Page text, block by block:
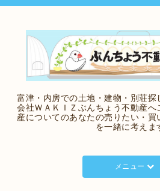
富津・内房での土地・建物・別荘探
会社ＷＡＫＩＺぶんちょう不動産
産についてのあなたの売りたい・買
を一緒に考えま
メニュー